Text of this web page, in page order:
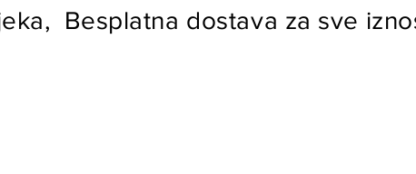
Besplatna dostava za sve